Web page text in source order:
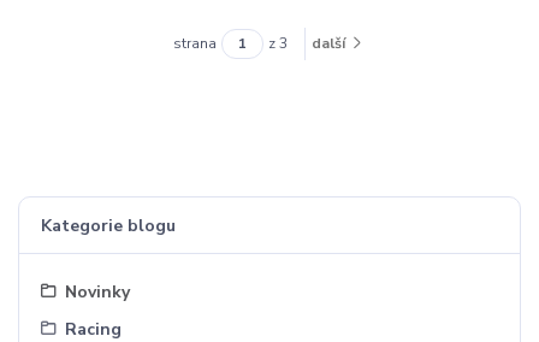
Kategorie blogu
Novinky
Racing
strana z 3 další